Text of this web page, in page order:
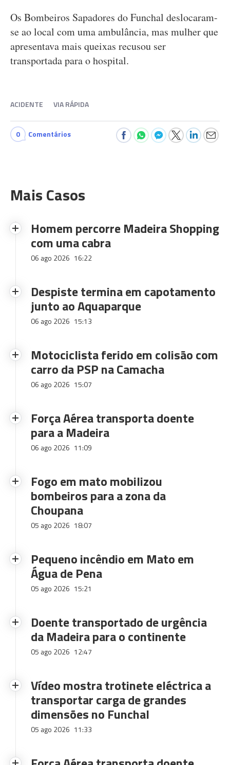
Os Bombeiros Sapadores do Funchal deslocaram-
se ao local com uma ambulância, mas mulher que
apresentava mais queixas recusou ser
transportada para o hospital.
ACIDENTE VIA RÁPIDA
0 Comentários
Mais Casos
Homem percorre Madeira Shopping
com uma cabra
06 ago 2026 16:22
Despiste termina em capotamento
junto ao Aquaparque
06 ago 2026 15:13
Motociclista ferido em colisão com
carro da PSP na Camacha
06 ago 2026 15:07
Força Aérea transporta doente
para a Madeira
06 ago 2026 11:09
Fogo em mato mobilizou
bombeiros para a zona da
Choupana
05 ago 2026 18:07
Pequeno incêndio em Mato em
Água de Pena
05 ago 2026 15:21
Doente transportado de urgência
da Madeira para o continente
05 ago 2026 12:47
Vídeo mostra trotinete eléctrica a
transportar carga de grandes
dimensões no Funchal
05 ago 2026 11:33